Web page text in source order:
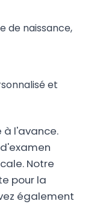
de naissance,
et
à l'avance.
Notre
pour la
également